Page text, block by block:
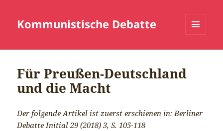
Kommunistische Debatte
Für Preußen-Deutschland
und die Macht
Der folgende Artikel ist zuerst erschienen in: Berliner
Debatte Initial 29 (2018) 3, S. 105-118